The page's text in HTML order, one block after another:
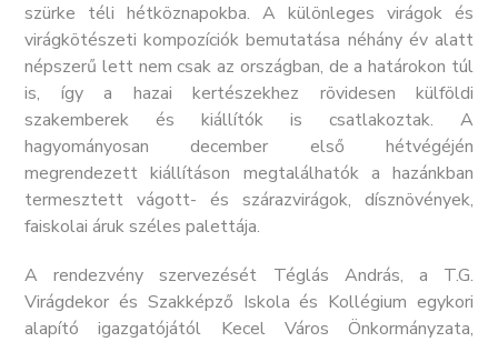
szürke téli hétköznapokba. A különleges virágok és
virágkötészeti kompozíciók bemutatása néhány év alatt
népszerű lett nem csak az országban, de a határokon túl
is, így a hazai kertészekhez rövidesen külföldi
szakemberek és kiállítók is csatlakoztak. A
hagyományosan december első hétvégéjén
megrendezett kiállításon megtalálhatók a hazánkban
termesztett vágott- és szárazvirágok, dísznövények,
faiskolai áruk széles palettája.
A rendezvény szervezését Téglás András, a T.G.
Virágdekor és Szakképző Iskola és Kollégium egykori
alapító igazgatójától Kecel Város Önkormányzata,